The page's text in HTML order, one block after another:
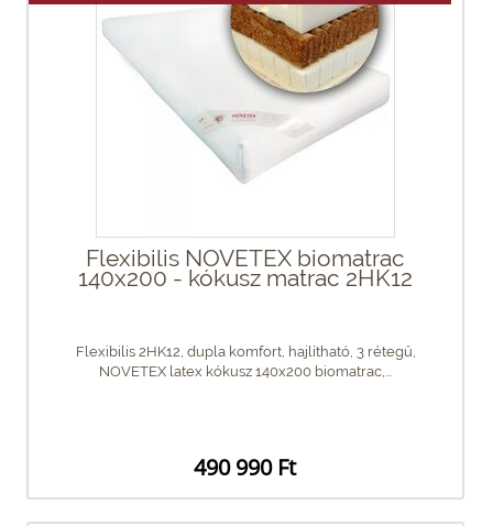
Flexibilis NOVETEX biomatrac
140x200 - kókusz matrac 2HK12
Flexibilis 2HK12, dupla komfort, hajlítható, 3 rétegű,
NOVETEX latex kókusz 140x200 biomatrac,...
490 990 Ft